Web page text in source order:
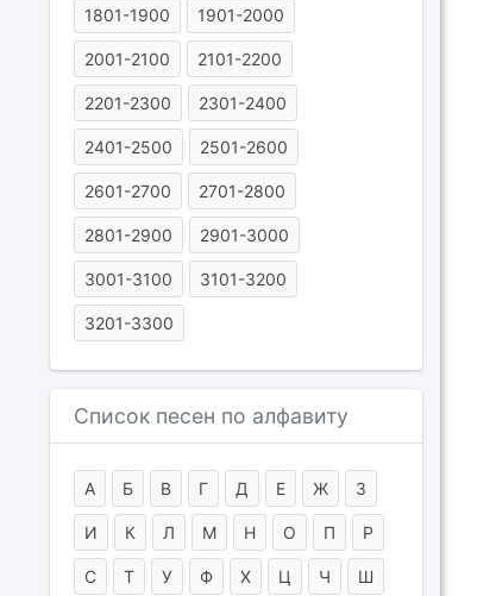
1801-1900 1901-2000
2001-2100 2101-2200
2201-2300 2301-2400
2401-2500 2501-2600
2601-2700 2701-2800
2801-2900 2901-3000
3001-3100 3101-3200
3201-3300
Список песен по алфавиту
А Б В Г Д Е Ж З
И К Л М Н О П Р
С Т У Ф Х Ц Ч Ш